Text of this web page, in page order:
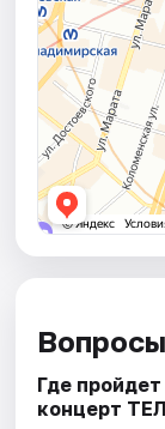
Где
концерт